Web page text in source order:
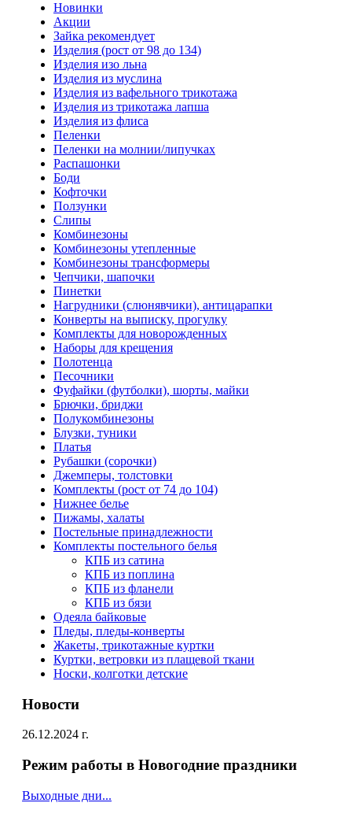
Новинки
Акции
Зайка рекомендует
Изделия (рост от 98 до 134)
Изделия изо льна
Изделия из муслина
Изделия из вафельного трикотажа
Изделия из трикотажа лапша
Изделия из флиса
Пеленки
Пеленки на молнии/липучках
Распашонки
Боди
Кофточки
Ползунки
Слипы
Комбинезоны
Комбинезоны утепленные
Комбинезоны трансформеры
Чепчики, шапочки
Пинетки
Нагрудники (слюнявчики), антицарапки
Конверты на выписку, прогулку
Комплекты для новорожденных
Наборы для крещения
Полотенца
Песочники
Фуфайки (футболки), шорты, майки
Брючки, бриджи
Полукомбинезоны
Блузки, туники
Платья
Рубашки (сорочки)
Джемперы, толстовки
Комплекты (рост от 74 до 104)
Нижнее белье
Пижамы, халаты
Постельные принадлежности
Комплекты постельного белья
КПБ из сатина
КПБ из поплина
КПБ из фланели
КПБ из бязи
Одеяла байковые
Пледы, пледы-конверты
Жакеты, трикотажные куртки
Куртки, ветровки из плащевой ткани
Носки, колготки детские
Новости
26.12.2024 г.
Режим работы в Новогодние праздники
Выходные дни...